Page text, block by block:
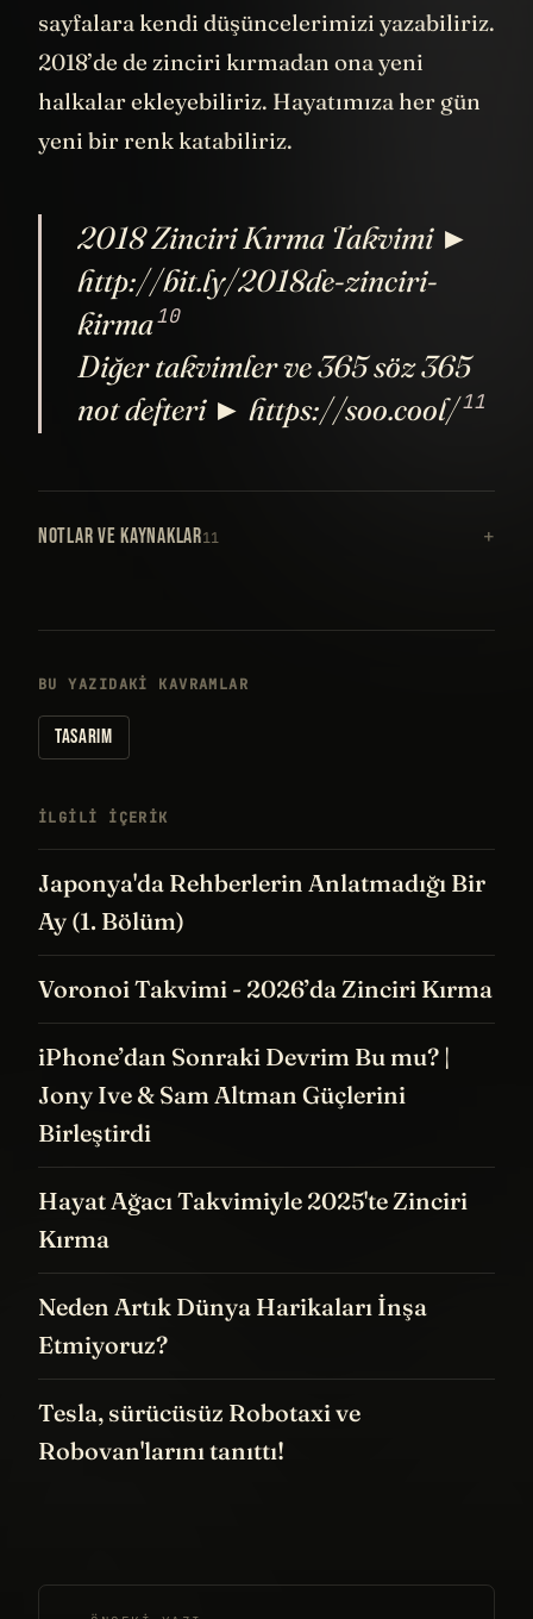
sayfalara kendi düşüncelerimizi yazabiliriz.
2018’de de zinciri kırmadan ona yeni
halkalar ekleyebiliriz. Hayatımıza her gün
yeni bir renk katabiliriz.
2018 Zinciri Kırma Takvimi ►
http://bit.ly/2018de-zinciri-
kirma10
Diğer takvimler ve 365 söz 365
not defteri ► https://soo.cool/11
NOTLAR VE KAYNAKLAR11
BU YAZIDAKI KAVRAMLAR
TASARIM
İLGILI IÇERIK
Japonya'da Rehberlerin Anlatmadığı Bir
Ay (1. Bölüm)
Voronoi Takvimi - 2026’da Zinciri Kırma
iPhone’dan Sonraki Devrim Bu mu? |
Jony Ive & Sam Altman Güçlerini
Birleştirdi
Hayat Ağacı Takvimiyle 2025'te Zinciri
Kırma
Neden Artık Dünya Harikaları İnşa
Etmiyoruz?
Tesla, sürücüsüz Robotaxi ve
Robovan'larını tanıttı!